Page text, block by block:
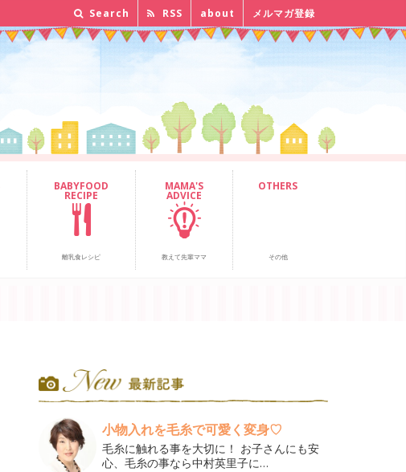
Search RSS about メルマガ登録
BABYFOOD
RECIPE
離乳食レシピ
MAMA'S
ADVICE
教えて先輩ママ
OTHERS
その他
小物入れを毛糸で可愛く変身♡
毛糸に触れる事を大切に！ お子さんにも安
心、毛糸の事なら中村英里子に…